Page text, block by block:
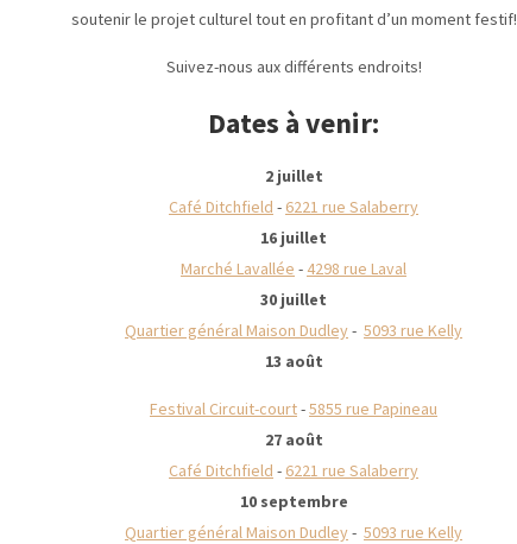
soutenir le projet culturel tout en profitant d’un moment festif!
Suivez-nous aux différents endroits!
Dates à venir:
2 juillet
Café Ditchfield - 6221 rue Salaberry
16 juillet
Marché Lavallée - 4298 rue Laval
30 juillet
Quartier général Maison Dudley- 5093 rue Kelly
13 août
Festival Circuit-court-5855 rue Papineau
27 août
Café Ditchfield - 6221 rue Salaberry
10 septembre
Quartier général Maison Dudley- 5093 rue Kelly